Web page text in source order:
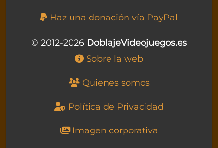
Haz una donación vía PayPal
© 2012-2026 DoblajeVideojuegos.es
Sobre la web
Quienes somos
Política de Privacidad
Imagen corporativa